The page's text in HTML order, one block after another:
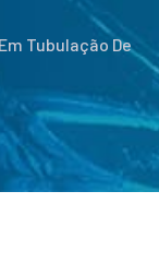
Tubulação De